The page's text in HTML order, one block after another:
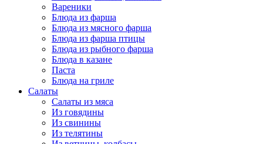
Вареники
Блюда из фарша
Блюда из мясного фарша
Блюда из фарша птицы
Блюда из рыбного фарша
Блюда в казане
Паста
Блюда на гриле
Салаты
Салаты из мяса
Из говядины
Из свинины
Из телятины